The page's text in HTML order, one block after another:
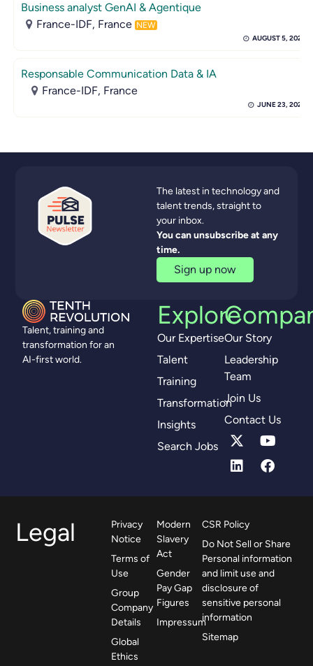
Business analyst GenAI & Agentique
France-IDF, France NEW
AUGUST 5, 2026
Responsable Communication Data & IA
France-IDF, France
JUNE 23, 2026
Talent, training and
transformation for an
AI-first world.
Explore
Our Expertise
Talent
Training
Transformation
Insights
Search Jobs
Our Story
Leadership
Team
Join Us
Contact Us
The latest in technology and
talent trends, straight to
your inbox.
You can unsubscribe at any
time.
Sign up now
Legal
Privacy
Notice
Terms of
Use
Group
Company
Details
Global
Ethics
Modern
Slavery
Act
Gender
Pay Gap
Figures
Impressum
CSR Policy
Do Not Sell or Share
Personal information
and limit use and
disclosure of
sensitive personal
information
Sitemap